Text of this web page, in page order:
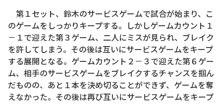
第１セット、鈴木のサービスゲームで試合が始まり、こ
のゲームをしっかりキープする。しかしゲームカウント１
－１で迎えた第３ゲーム、二人にミスが見られ、ブレイク
を許してしまう。その後は互いにサービスゲームをキープ
する展開となる。ゲームカウント２－３で迎えた第６ゲー
ム、相手のサービスゲームをブレイクするチャンスを掴ん
だものの、あと１本を決め切ることができず、ゲームを奪
えなかった。その後は再び互いにサービスゲームをキープ